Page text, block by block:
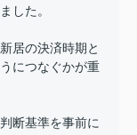
した。
居の決済時期と
につなぐかが重
断基準を事前に